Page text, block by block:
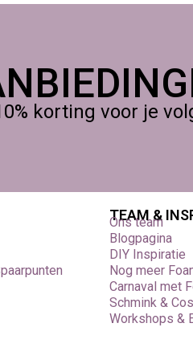
korting voor je
TEAM &
Ons team
Blogpagina
DIY Inspiratie
Nog meer
Carnaval met
Schmink &
Workshops &